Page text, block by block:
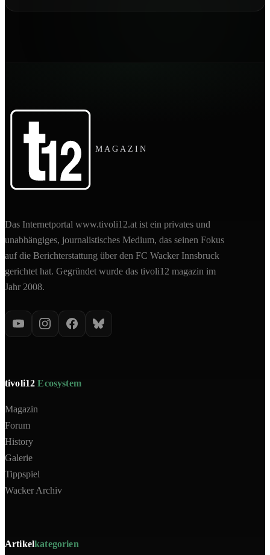
MAGAZIN
Das Internetportal www.tivoli12.at ist ein privates und
unabhängiges, journalistisches Medium, das seinen Fokus
auf die Berichterstattung über den FC Wacker Innsbruck
gerichtet hat. Gegründet wurde das tivoli12 magazin im
Jahr 2008.
tivoli12Ecosystem
Magazin
Forum
History
Galerie
Tippspiel
Wacker Archiv
Artikelkategorien